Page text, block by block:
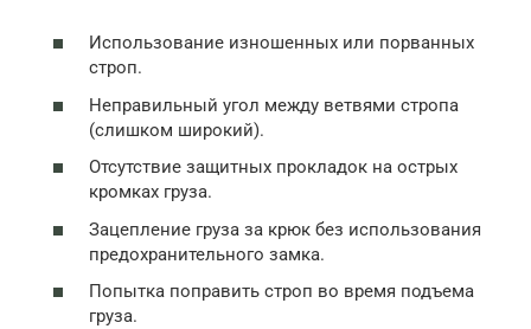
Использование изношенных или порванных
строп.
Неправильный угол между ветвями стропа
(слишком широкий).
Отсутствие защитных прокладок на острых
кромках груза.
Зацепление груза за крюк без использования
предохранительного замка.
Попытка поправить строп во время подъема
груза.